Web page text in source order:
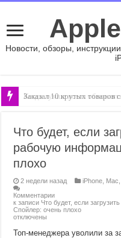
Новости, обзоры,
Заказал 10 крутых товаров
Когда лучше всего
Что будет, если
рабочую
плохо
2 недели назад iPhone Mac
Комментарии
к записи Что будет, если
Спойлер: очень плохо
отключены
Топ-менеджера уволили за